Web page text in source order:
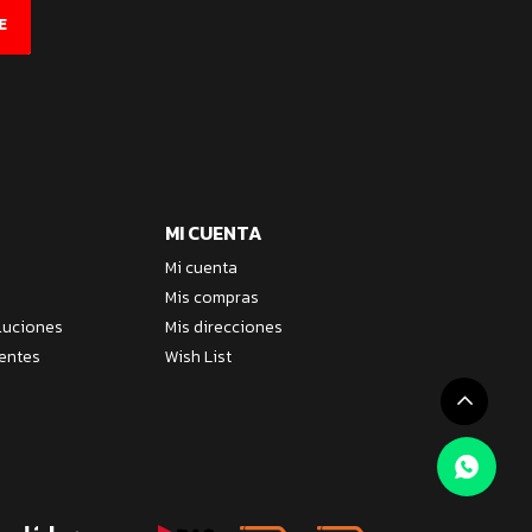
MI CUENTA
Mi cuenta
Mis compras
Mis direcciones
Wish List